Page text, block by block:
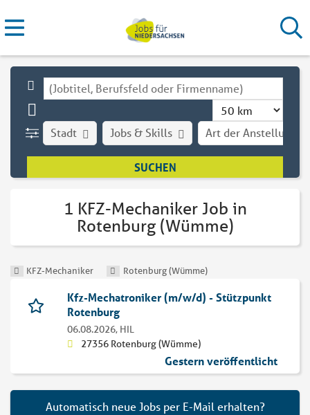
Stadt Art der Anstellung
Jobs & Skills
1 KFZ-Mechaniker Job in
Rotenburg (Wümme)
KFZ-Mechaniker Rotenburg (Wümme)
Kfz-Mechatroniker (m/w/d) - Stützpunkt
Rotenburg
06.08.2026, HIL
27356 Rotenburg (Wümme)
Gestern veröffentlicht
Automatisch neue Jobs per E-Mail erhalten?